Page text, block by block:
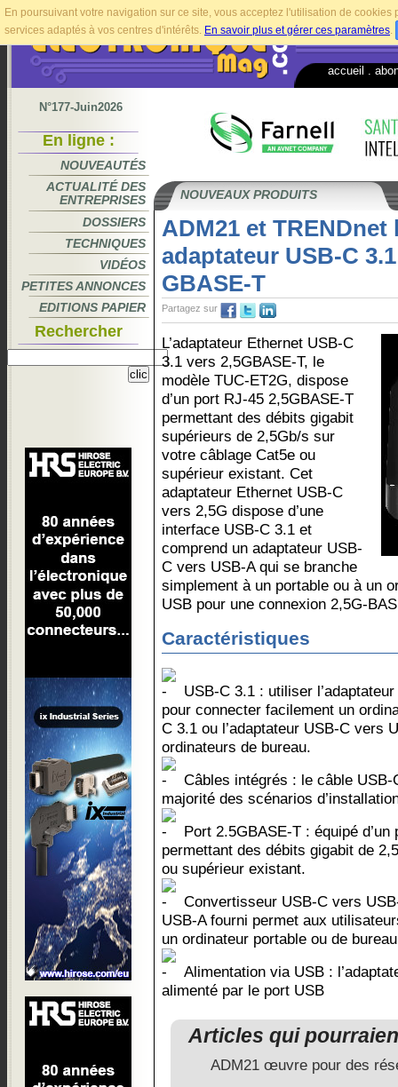
En poursuivant votre navigation sur ce site, vous acceptez l'utilisation de
services adaptés à vos centres d'intérêts. En savoir plus et gérer ces paramètres.
accueil
N°177-Juin2026
En ligne :
NOUVEAUTÉS
ACTUALITÉ DES
ENTREPRISES
DOSSIERS
TECHNIQUES
VIDÉOS
PETITES ANNONCES
EDITIONS PAPIER
Rechercher
NOUVEAUX PRODUITS
ADM21 et
adaptateur USB-C
GBASE-T
Partagez sur
L’adaptateur Ethernet USB-C
3.1 vers 2,5GBASE-T, le
modèle TUC-ET2G, dispose
d’un port RJ-45 2,5GBASE-T
permettant des débits gigabit
supérieurs de 2,5Gb/s sur
votre câblage Cat5e ou
supérieur existant. Cet
adaptateur Ethernet USB-C
vers 2,5G dispose d’une
interface USB-C 3.1 et
comprend un adaptateur USB-
C vers USB-A qui se branche
simplement à un portable ou à un
USB pour une connexion 2,5G-
Caractéristiques
USB-C 3.1 : utiliser
pour connecter facilement un
C 3.1 ou l’adaptateur USB-C vers
ordinateurs de bureau.
Câbles intégrés : le câble
majorité des scénarios
Port 2.5GBASE-T : équipé
permettant des débits gigabit de
ou supérieur existant.
Convertisseur USB-C vers
USB-A fourni permet aux
un ordinateur portable ou de
Alimentation via USB :
alimenté par le port USB
Articles qui
ADM21 œuvre pour des